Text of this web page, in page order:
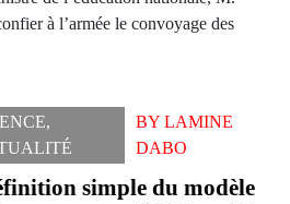
à l’armée le convoyage des
,
BYLAMINE
DABO
simple du modèle